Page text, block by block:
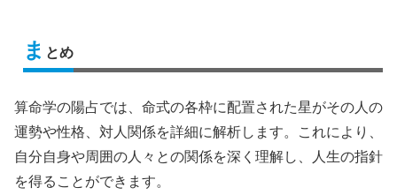
ま とめ
算命学の陽占では、命式の各枠に配置された星がその人の
運勢や性格、対人関係を詳細に解析します。これにより、
自分自身や周囲の人々との関係を深く理解し、人生の指針
を得ることができます。